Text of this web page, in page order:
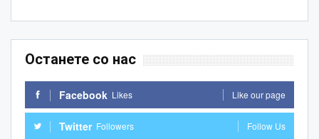
Останете со нас
Facebook Likes Like our page
Twitter Followers Follow Us